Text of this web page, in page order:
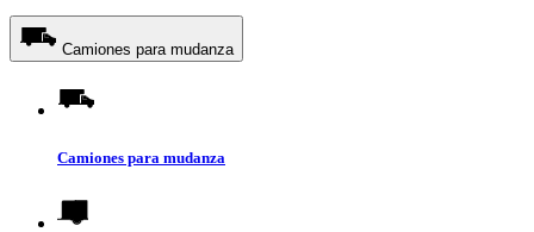
Camiones para mudanza
Camiones para mudanza